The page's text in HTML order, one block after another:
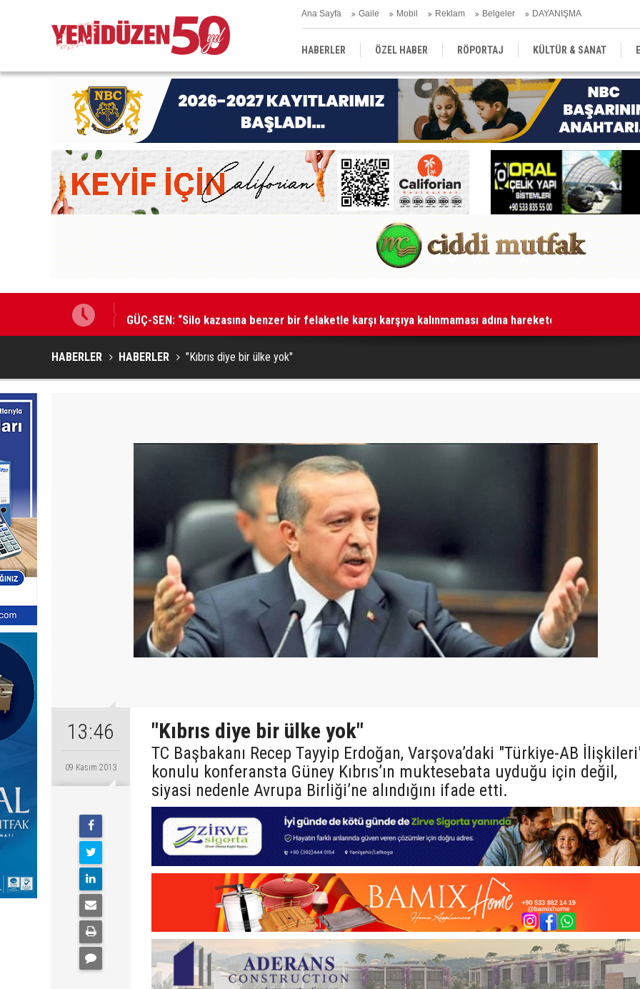
Ana Sayfa Gaile Mobil Reklam Belgeler DAYANIŞMA
HABERLER ÖZEL HABER RÖPORTAJ KÜLTÜR & SANAT
EĞİTİM YEREL YÖNETİM DERGİLER SEKTÖR
GÜÇ-SEN: “Silo kazasına benzer bir felaketle karşı karşıya kalınmaması adına harekete geçtik
HABERLER HABERLER "Kıbrıs diye bir ülke yok"
13:46
09 Kasım 2013
"Kıbrıs diye bir ülke yok"
TC Başbakanı Recep Tayyip Erdoğan, Varşova’daki "Türkiye-AB
konulu konferansta Güney Kıbrıs’ın muktesebata uyduğu için değil,
siyasi nedenle Avrupa Birliği’ne alındığını ifade etti.